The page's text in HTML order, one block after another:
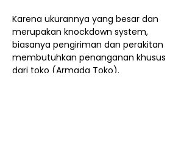
Karena ukurannya yang besar dan
merupakan knockdown system,
biasanya pengiriman dan perakitan
membutuhkan penanganan khusus
dari toko (Armada Toko).